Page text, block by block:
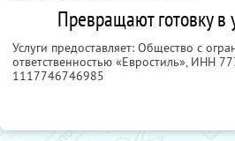
Превращают готовку в
Услуги предоставляет: Общество с
ответственностью «Евростиль», ИНН
1117746746985